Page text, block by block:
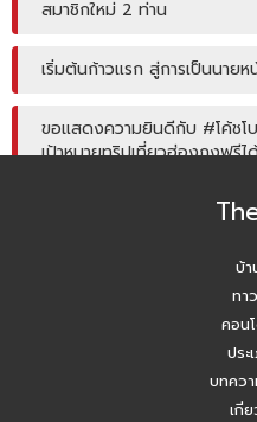
สมาชิกใหม่ 2 ท่าน
เริ่มต้นก้าวแรก สู่การเป็นนาย
ขอแสดงความยินดีกับ #โค้ชโบว์ #คุณอรพรรณ จันทร์ชุม
เป้าหมายทริปเที่ยวฮ่องกงฟรีไ
โค้ชหนุ่ม แชร์หัวข้อการลงพื้นที่
Agent บ้านมือสอง รับมัดจ
บ้านมือสอง.com ประชุมหารือ
บ้า
ทา
คอน
ประ
บทคว
เกี่